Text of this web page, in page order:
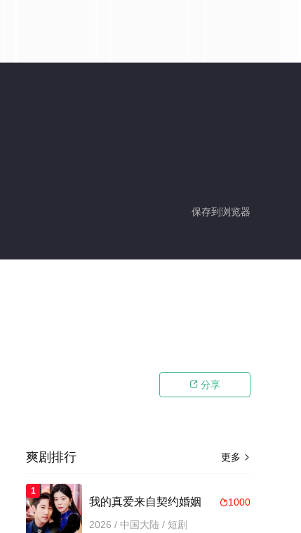
保存到浏览器
 分享
更多 
爽剧排行
1
1000
我的真爱来自契约婚姻
2026 / 中国大陆 / 短剧